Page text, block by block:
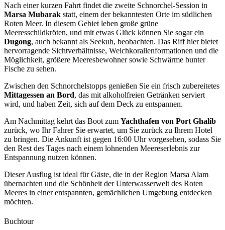
Nach einer kurzen Fahrt findet die zweite Schnorchel-Session in
Marsa Mubarak statt, einem der bekanntesten Orte im südlichen
Roten Meer. In diesem Gebiet leben große grüne
Meeresschildkröten, und mit etwas Glück können Sie sogar ein
Dugong, auch bekannt als Seekuh, beobachten. Das Riff hier bietet
hervorragende Sichtverhältnisse, Weichkorallenformationen und die
Möglichkeit, größere Meeresbewohner sowie Schwärme bunter
Fische zu sehen.
Zwischen den Schnorchelstopps genießen Sie ein frisch zubereitetes
Mittagessen an Bord, das mit alkoholfreien Getränken serviert
wird, und haben Zeit, sich auf dem Deck zu entspannen.
Am Nachmittag kehrt das Boot zum Yachthafen von Port Ghalib
zurück, wo Ihr Fahrer Sie erwartet, um Sie zurück zu Ihrem Hotel
zu bringen. Die Ankunft ist gegen 16:00 Uhr vorgesehen, sodass Sie
den Rest des Tages nach einem lohnenden Meereserlebnis zur
Entspannung nutzen können.
Dieser Ausflug ist ideal für Gäste, die in der Region Marsa Alam
übernachten und die Schönheit der Unterwasserwelt des Roten
Meeres in einer entspannten, gemächlichen Umgebung entdecken
möchten.
Buchtour